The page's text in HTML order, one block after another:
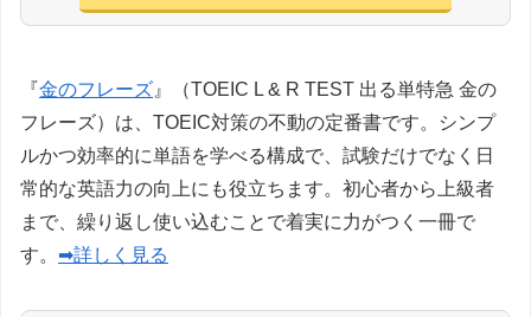
『金のフレーズ』（TOEIC L & R TEST 出る単特急 金の
フレーズ）は、TOEIC対策の不動の定番書です。シンプ
ルかつ効率的に単語を学べる構成で、試験だけでなく日
常的な英語力の向上にも役立ちます。初心者から上級者
まで、繰り返し使い込むことで着実に力がつく一冊で
す。 ➡詳しく見る